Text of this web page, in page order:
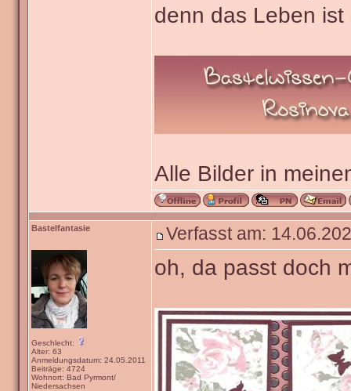
denn das Leben
Alle Bilder in
Bastelfantasie
Geschlecht:
Alter: 63
Anmeldungsdatum: 24.05.2011
Beiträge: 4724
Wohnort: Bad Pyrmont/
Niedersachsen
Verfasst am:
oh, da passt doch